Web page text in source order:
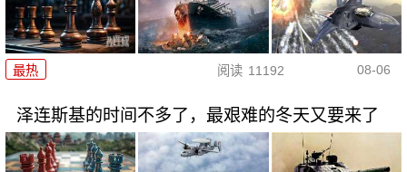
最热 阅读 11192 08-06
泽连斯基的时间不多了，最艰难的冬天又要来了